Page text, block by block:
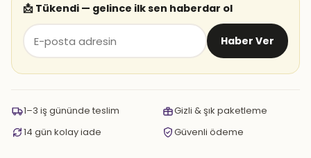
📩 Tükendi — gelince ilk sen haberdar ol
Haber Ver
1–3 iş gününde teslim
Gizli & şık paketleme
14 gün kolay iade
Güvenli ödeme